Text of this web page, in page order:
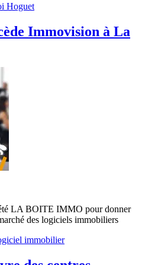
Hoguet
Immovision à La
LA BOITE IMMO pour donner
des logiciels immobiliers
immobilier